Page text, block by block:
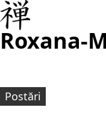
Roxana-
Postări